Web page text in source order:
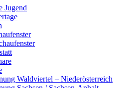
Jugend
Waldviertel – Niederösterreich